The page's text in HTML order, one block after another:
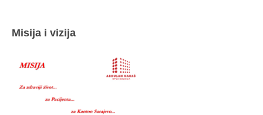
Misija i vizija